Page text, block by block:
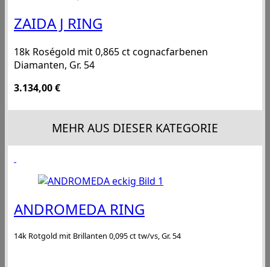
ZAIDA J RING
18k Roségold mit 0,865 ct cognacfarbenen
Diamanten, Gr. 54
3.134,00€
MEHR AUS DIESER KATEGORIE
ANDROMEDA RING
14k Rotgold mit Brillanten 0,095 ct tw/vs, Gr. 54